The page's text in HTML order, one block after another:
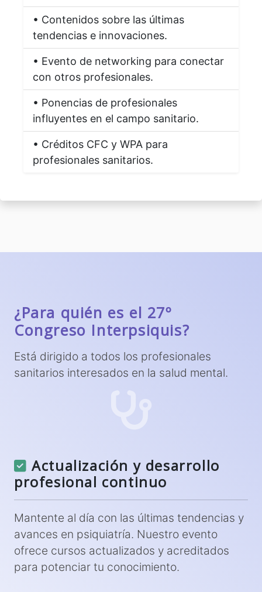
• Contenidos sobre las últimas
tendencias e innovaciones.
• Evento de networking para conectar
con otros profesionales.
• Ponencias de profesionales
influyentes en el campo sanitario.
• Créditos CFC y WPA para
profesionales sanitarios.
¿Para quién es el 27º
Congreso Interpsiquis?
Está dirigido a todos los profesionales
sanitarios interesados en la salud mental.
Actualización y desarrollo
profesional continuo
Mantente al día con las últimas tendencias y
avances en psiquiatría. Nuestro evento
ofrece cursos actualizados y acreditados
para potenciar tu conocimiento.